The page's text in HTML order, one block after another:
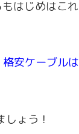
はじめはこれ
格安ケーブルは
しょう！